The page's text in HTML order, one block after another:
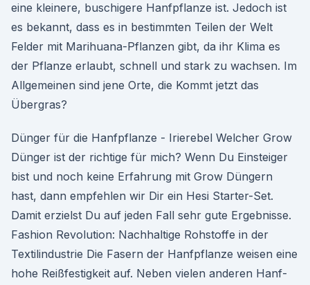
eine kleinere, buschigere Hanfpflanze ist. Jedoch ist
es bekannt, dass es in bestimmten Teilen der Welt
Felder mit Marihuana-Pflanzen gibt, da ihr Klima es
der Pflanze erlaubt, schnell und stark zu wachsen. Im
Allgemeinen sind jene Orte, die Kommt jetzt das
Übergras?
Dünger für die Hanfpflanze - Irierebel Welcher Grow
Dünger ist der richtige für mich? Wenn Du Einsteiger
bist und noch keine Erfahrung mit Grow Düngern
hast, dann empfehlen wir Dir ein Hesi Starter-Set.
Damit erzielst Du auf jeden Fall sehr gute Ergebnisse.
Fashion Revolution: Nachhaltige Rohstoffe in der
Textilindustrie Die Fasern der Hanfpflanze weisen eine
hohe Reißfestigkeit auf. Neben vielen anderen Hanf-